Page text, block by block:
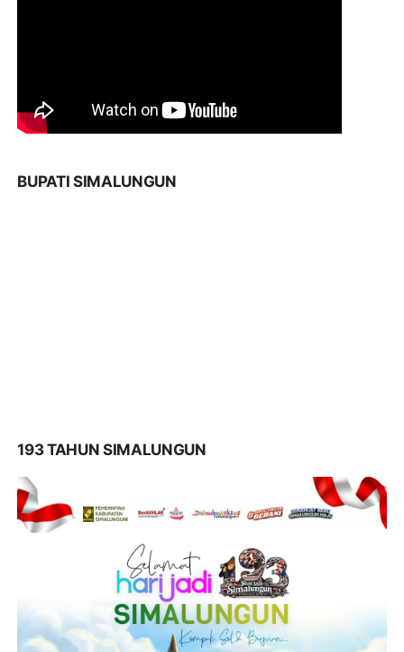
BUPATI SIMALUNGUN
193 TAHUN SIMALUNGUN